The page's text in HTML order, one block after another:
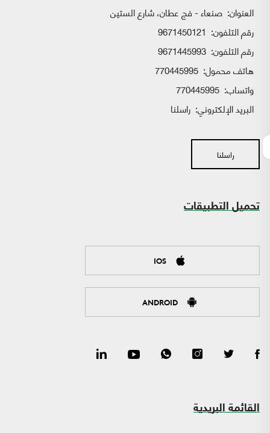
العنوان: صنعاء - فج عطان، شارع الستين
رقم التلفون: 9671450121
رقم التلفون: 9671445993
هاتف محمول: 770445995
واتساب:
البريد الإلكتروني: راسلنا
راسلنا
تحميل التطبيقات
IOS
ANDROID
القائمة البريدية